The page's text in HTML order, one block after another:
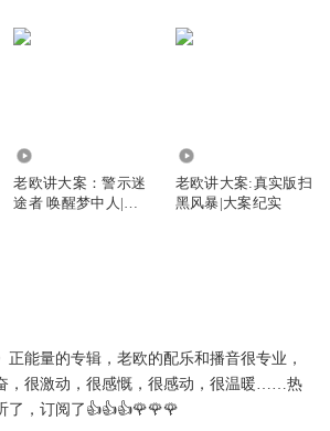
献最大的队伍，大家没有节假日、休息
血、天天有牺牲……”
老欧讲大案：警示迷
途者 唤醒梦中人|大
老欧讲大案:真实版扫
黑风暴|大案纪实
正能量的专辑，老欧的配乐和播音很专业，
，很激动，很感慨，很感动，很温暖……热
了，订阅了👍👍👍🌹🌹🌹